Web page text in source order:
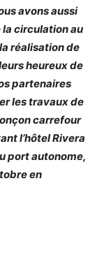
avons aussi
circulation au
réalisation de
heureux de
partenaires
les travaux de
carrefour
l’hôtel Rivera
port autonome,
en